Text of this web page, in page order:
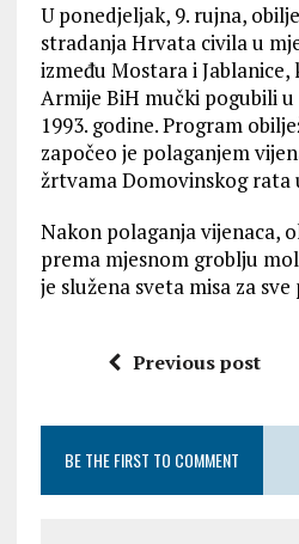
U ponedjeljak, 9. rujna,
stradanja Hrvata civila u
između Mostara i
Armije BiH mučki pogubili u
1993. godine. Program
započeo je polaganjem
žrtvama Domovinskog rata
Nakon polaganja vijenaca,
prema mjesnom groblju
je služena sveta misa za
Previous post
BE THE FIRST TO COMMENT